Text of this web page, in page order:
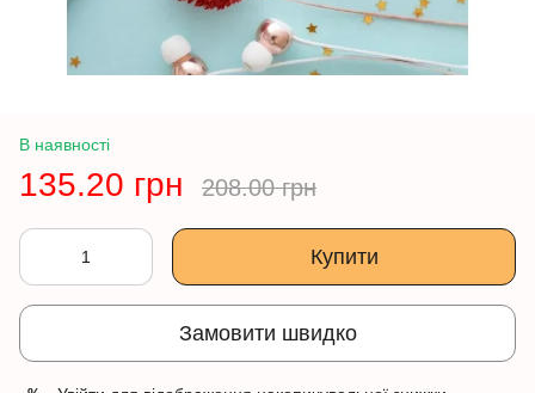
В наявності
135.20 грн 208.00 грн
Купити
Замовити швидко